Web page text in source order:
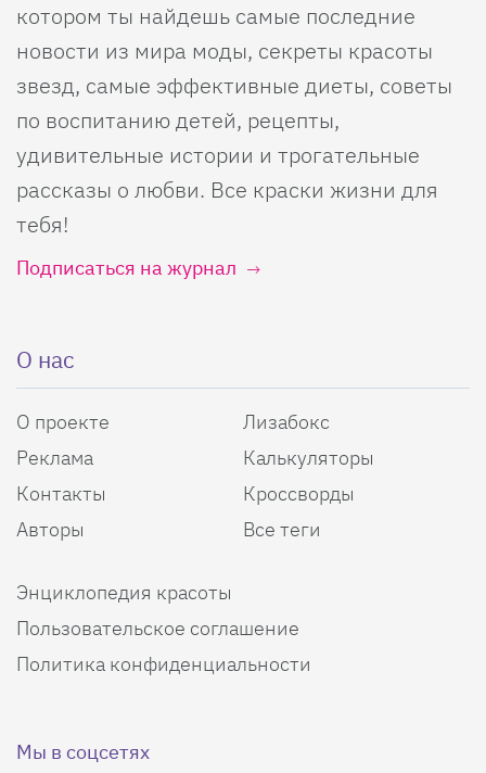
котором ты найдешь самые последние
новости из мира моды, секреты красоты
звезд, самые эффективные диеты, советы
по воспитанию детей, рецепты,
удивительные истории и трогательные
рассказы о любви. Все краски жизни для
тебя!
Подписаться на журнал
О нас
О проекте
Реклама
Контакты
Авторы
Лизабокс
Калькуляторы
Кроссворды
Все теги
Энциклопедия красоты
Пользовательское соглашение
Политика конфиденциальности
Мы в соцсетях